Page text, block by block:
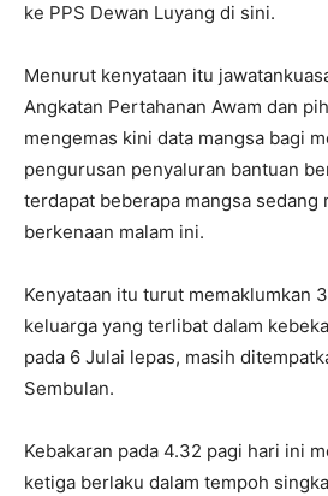
ke PPS Dewan Luyang di sini.
Menurut kenyataan itu
Angkatan Pertahanan Awam dan
mengemas kini data mangsa bagi
pengurusan penyaluran bantuan
terdapat beberapa mangsa sedang
berkenaan malam ini.
Kenyataan itu turut memaklumkan
keluarga yang terlibat dalam
pada 6 Julai lepas, masih
Sembulan.
Kebakaran pada 4.32 pagi hari ini
ketiga berlaku dalam tempoh